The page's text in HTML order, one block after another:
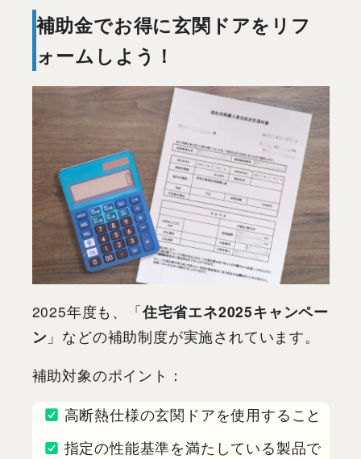
補助金でお得に玄関ドアをリフ
ォームしよう！
2025年度も、「住宅省エネ2025キャンペー
ン 」などの補助制度が実施されています。
補助対象のポイント：
高断熱仕様の玄関ドアを使用すること
指定の性能基準を満たしている製品で